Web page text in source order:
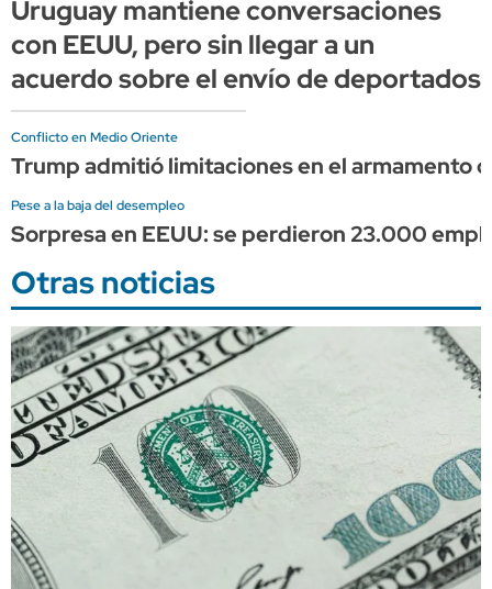
Uruguay mantiene conversaciones
con EEUU, pero sin llegar a un
acuerdo sobre el envío de deportados
Conflicto en Medio Oriente
Trump admitió limitaciones en el armamento
Pese a la baja del desempleo
Sorpresa en EEUU: se perdieron 23.000
Otras noticias